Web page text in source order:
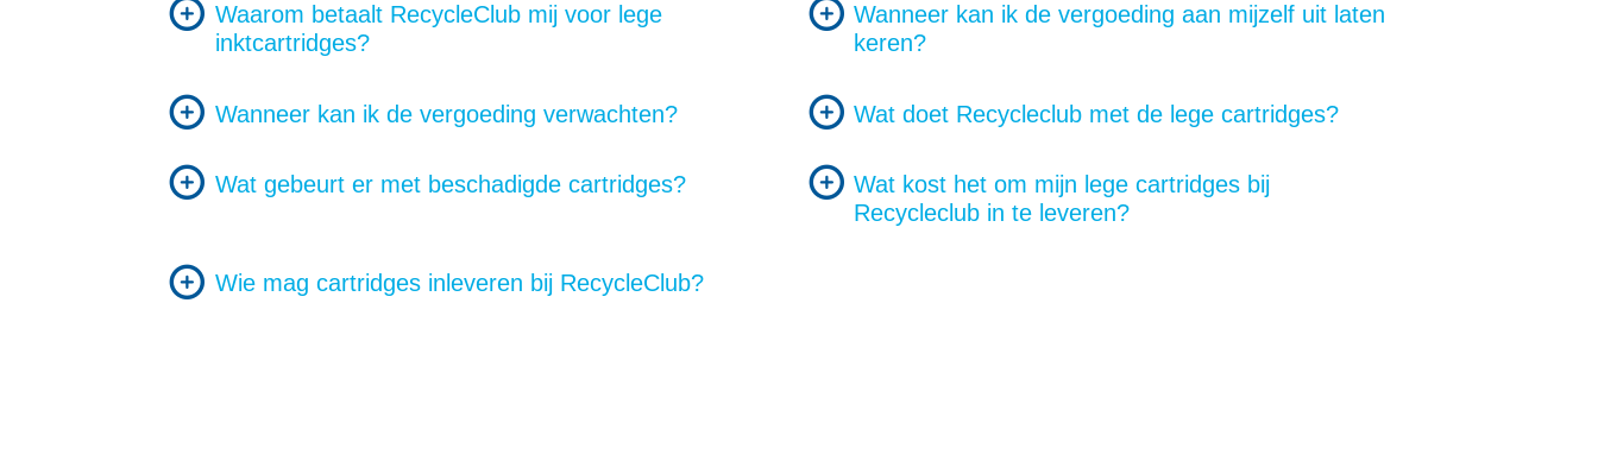
Waarom betaalt RecycleClub mij voor lege
inktcartridges?
Wanneer kan ik de vergoeding aan mijzelf uit laten
keren?
Wanneer kan ik de vergoeding verwachten? Wat doet Recycleclub met de lege cartridges?
Wat gebeurt er met beschadigde cartridges?
Wat kost het om mijn lege cartridges bij
Recycleclub in te leveren?
Wie mag cartridges inleveren bij RecycleClub?